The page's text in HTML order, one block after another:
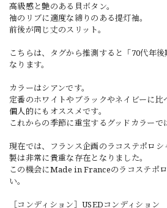
高級感と艶のある貝ボタン。
袖のリブに適度な締りのある提灯袖。
前後が同じ丈のスリット。
こちらは、タグから推測すると「70代年
なります。
カラーはシアンです。
定番のホワイトやブラックやネイビーに
個人的にもオススメです。
これからの季節に重宝するグッドカラーで
現在では、フランス企画のラコステポロ
製は非常に貴重な存在となりました。
この機会にMade in Franceのラコステポ
い。
［コンディション］USEDコンディション